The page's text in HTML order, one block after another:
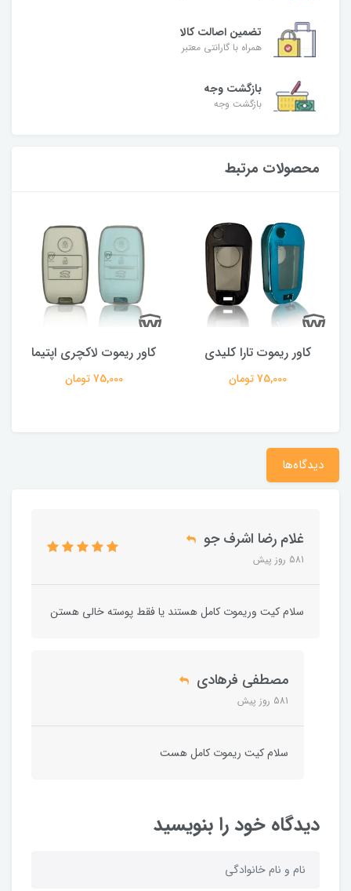
تضمین اصالت کالا
همراه با گارانتی معتبر
بازگشت وجه
بازگشت وجه
محصولات مرتبط
کاور ریموت تارا کلیدی
75,000 تومان
کاور ریموت لاکچری اپتیما
75,000 تومان
دیدگاه‌ها
غلام رضا اشرف جو
581 روز پیش
سلام کیت وریموت کامل هستند یا فقط پوسته خالی هستن
مصطفی فرهادی
581 روز پیش
سلام کیت ریموت کامل هست
دیدگاه خود را بنویسید